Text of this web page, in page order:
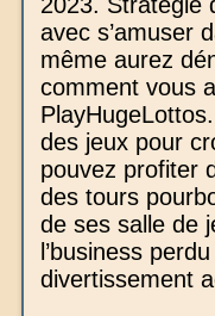
avec s’amuser
même aurez
comment vous
des jeux pour
pouvez profiter
des tours
de ses salle de
l’business
divertissement